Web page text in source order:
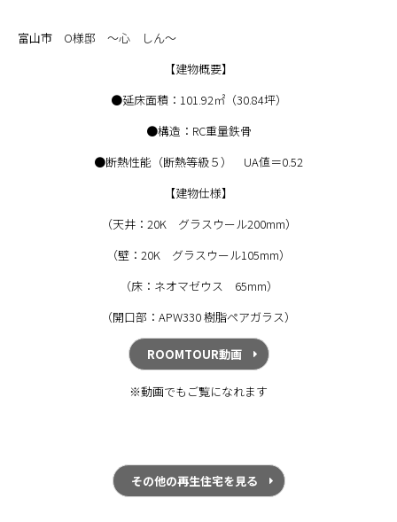
富山市 O様邸 ～心 しん～
【建物概要】
●延床面積：101.92㎡（30.84坪）
●構造：RC重量鉄骨
●断熱性能（断熱等級５） UA値＝0.52
【建物仕様】
（天井：20K グラスウール200mm）
（壁：20K グラスウール105mm）
（床：ネオマゼウス 65mm）
（開口部：APW330 樹脂ペアガラス）
ROOMTOUR動画
※動画でもご覧になれます
その他の再生住宅を見る